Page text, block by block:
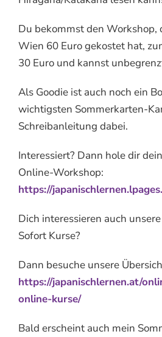
Du bekommst den Workshop,
Wien 60 Euro gekostet hat,
30 Euro und kannst
Als Goodie ist auch noch ein
wichtigsten Sommerkarten-
Schreibanleitung dabei.
Interessiert? Dann hole dir
Online-Workshop:
https://
Dich interessieren auch
Sofort Kurse?
Dann besuche unsere
https://japanischlernen.at/
online-kurse/
Bald erscheint auch mein